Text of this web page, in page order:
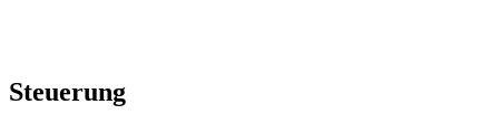
Steuerung